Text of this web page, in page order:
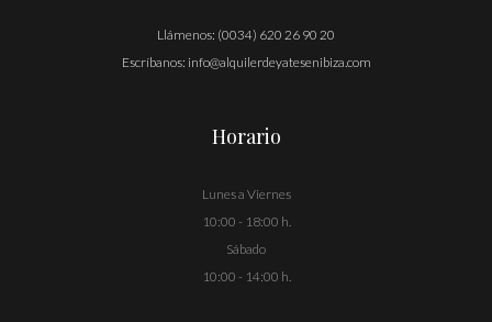
Llámenos: (0034) 620 26 90 20
Escríbanos: info@alquilerdeyatesenibiza.com
Horario
Lunes a Viernes
10:00 - 18:00 h.
Sábado
10:00 - 14:00 h.